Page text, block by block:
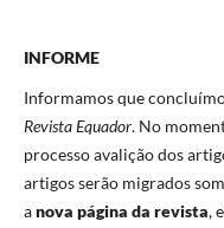
INFORME
Informamos que
Revista Equador. No
processo avalição dos
artigos serão migrados
anova página da revista,